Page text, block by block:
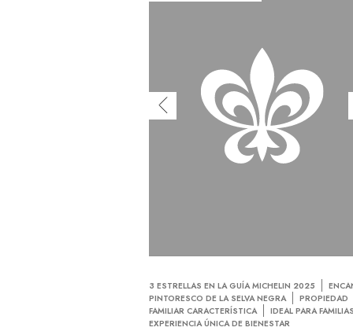
3 ESTRELLAS EN LA GUÍA MICHELIN 2025
PINTORESCO DE LA SELVA NEGRA
PROPIEDAD
FAMILIAR CARACTERÍSTICA
IDEAL PARA
EXPERIENCIA ÚNICA DE BIENESTAR